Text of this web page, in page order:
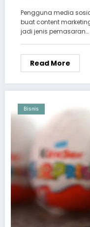
Pengguna media
buat content
jadi jenis pemasaran…
Read More
Bisnis